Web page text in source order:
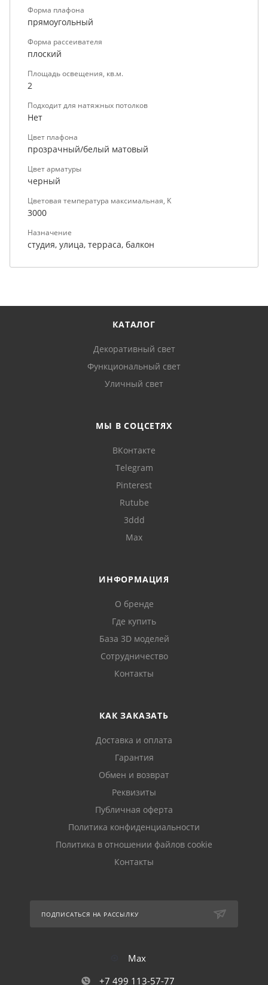
Форма плафона
прямоугольный
Форма рассеивателя
плоский
Площадь освещения, кв.м.
2
Подходит для натяжных потолков
Нет
Цвет плафона
прозрачный/белый матовый
Цвет арматуры
черный
Цветовая температура максимальная, K
3000
Назначение
студия, улица, терраса, балкон
КАТАЛОГ
Декоративный свет
Функциональный свет
Уличный свет
МЫ В СОЦСЕТЯХ
ВКонтакте
Telegram
Pinterest
Rutube
3ddd
Max
ИНФОРМАЦИЯ
О бренде
Где купить
База 3D моделей
Сотрудничество
Контакты
КАК ЗАКАЗАТЬ
Доставка и оплата
Гарантия
Обмен и возврат
Реквизиты
Публичная оферта
Политика конфиденциальности
Политика в отношении файлов cookie
Контакты
ПОДПИСАТЬСЯ НА РАССЫЛКУ
Max
+7 499 113-57-77